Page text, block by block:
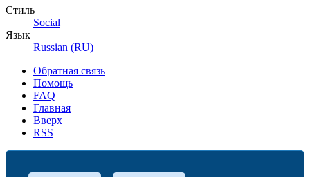
Стиль
Social
Язык
Russian (RU)
Обратная связь
Помощь
FAQ
Главная
Вверх
RSS